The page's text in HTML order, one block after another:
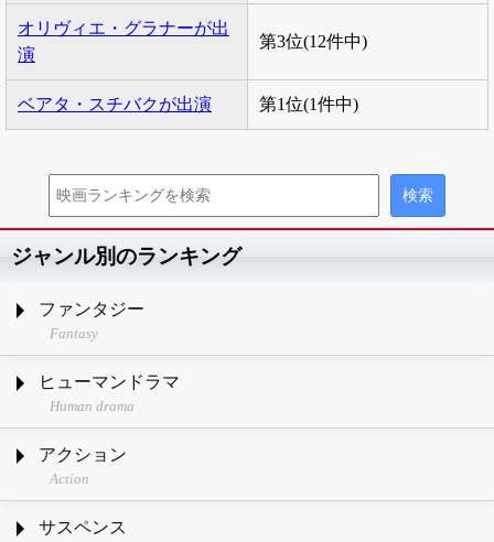
オリヴィエ・グラナーが出
演
第3位(12件中)
ベアタ・スチバクが出演 第1位(1件中)
ジャンル別のランキング
ファンタジー
Fantasy
ヒューマンドラマ
Human drama
アクション
Action
サスペンス